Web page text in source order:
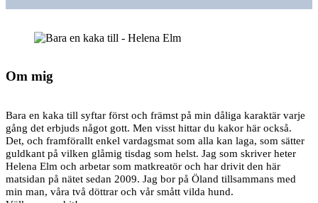
Om mig
Bara en kaka till syftar först och främst på min dåliga karaktär varje
gång det erbjuds något gott. Men visst hittar du kakor här också.
Det, och framförallt enkel vardagsmat som alla kan laga, som sätter
guldkant på vilken glåmig tisdag som helst. Jag som skriver heter
Helena Elm och arbetar som matkreatör och har drivit den här
matsidan på nätet sedan 2009. Jag bor på Öland tillsammans med
min man, våra två döttrar och vår smått vilda hund.